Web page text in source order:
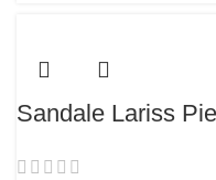
Sandale Lariss